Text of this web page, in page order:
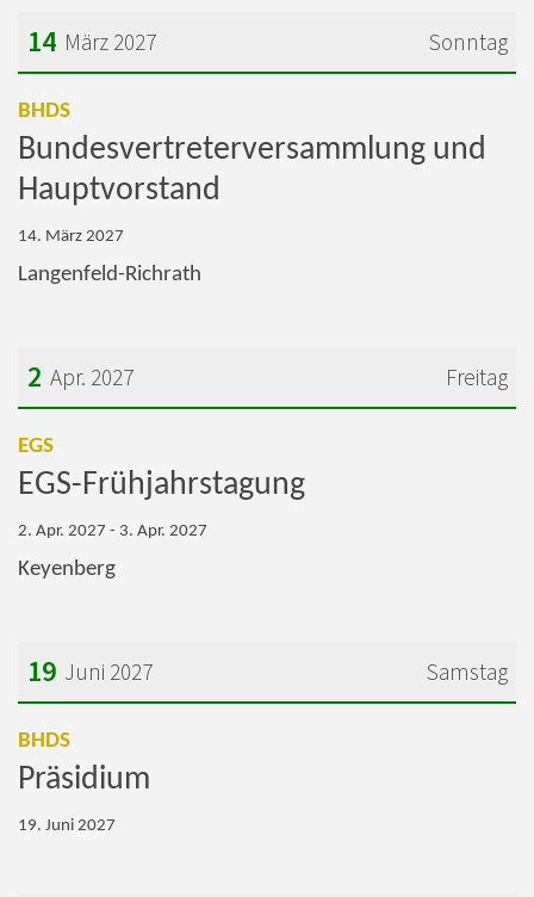
Sonntag
14 März 2027
BHDS:
Bundesvertreterversammlung und
Hauptvorstand
14. März 2027
Langenfeld-Richrath
Freitag
2 Apr. 2027
EGS:
EGS-Frühjahrstagung
2. Apr. 2027 - 3. Apr. 2027
Keyenberg
Samstag
19 Juni 2027
BHDS:
Präsidium
19. Juni 2027